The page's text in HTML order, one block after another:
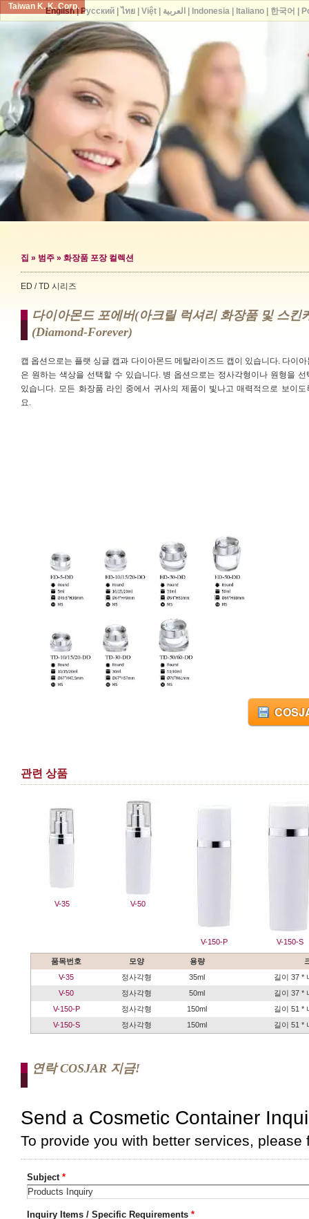
Taiwan K. K. Corp.
집 » 범주 » 화장품 포장 컬렉션
ED / TD 시리즈
다이아몬드 포에버(아크릴 럭셔리 화장품 및 스킨
(diamond-Forever)
캡 옵션으로는 플랫 싱글 캡과 다이아몬드 메탈라이즈드 캡이 있습니다. 다이아
은 원하는 색상을 선택할 수 있습니다. 병 옵션으로는 정사각형이나 원형을 선
있습니다. 모든 화장품 라인 중에서 귀사의 제품이 빛나고 매력적으로 보이도
요.
관련 상품
V-35 V-50
V-150-P V-150-S
품목번호 모양 용량
V-35
정사각형 35ml
길이 37 *
V-50
정사각형 50ml
길이 37 *
V-150-P
정사각형 150ml
길이 51 *
V-150-S
정사각형 150ml 길이 51 *
연락 COSJAR 지금!
English| Русский| ไทย| Việt| العربية Indonesia| Italiano| 한국어